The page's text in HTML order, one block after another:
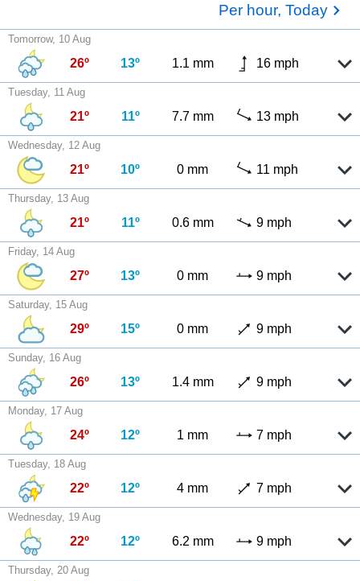
Per hour, Today
Tomorrow, 10 Aug
26º 13º 1.1 mm 16 mph
Tuesday, 11 Aug
21º 11º 7.7 mm 13 mph
Wednesday, 12 Aug
21º 10º 0 mm 11 mph
Thursday, 13 Aug
21º 11º 0.6 mm 9 mph
Friday, 14 Aug
27º 13º 0 mm 9 mph
Saturday, 15 Aug
29º 15º 0 mm 9 mph
Sunday, 16 Aug
26º 13º 1.4 mm 9 mph
Monday, 17 Aug
24º 12º 1 mm 7 mph
Tuesday, 18 Aug
22º 12º 4 mm 7 mph
Wednesday, 19 Aug
22º 12º 6.2 mm 9 mph
Thursday, 20 Aug